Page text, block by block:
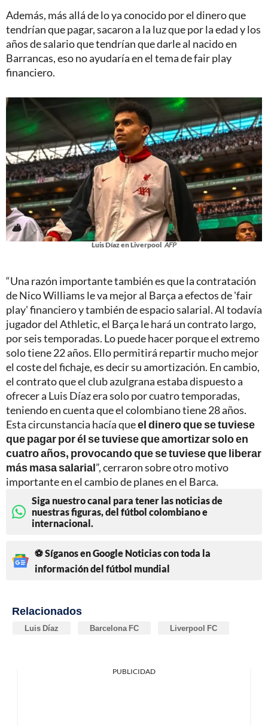
Además, más allá de lo ya conocido por el dinero que
tendrían que pagar, sacaron a la luz que por la edad y los
años de salario que tendrían que darle al nacido en
Barrancas, eso no ayudaría en el tema de fair play
financiero.
Luis Díaz en Liverpool AFP
“Una razón importante también es que la contratación
de Nico Williams le va mejor al Barça a efectos de 'fair
play' financiero y también de espacio salarial. Al todavía
jugador del Athletic, el Barça le hará un contrato largo,
por seis temporadas. Lo puede hacer porque el extremo
solo tiene 22 años. Ello permitirá repartir mucho mejor
el coste del fichaje, es decir su amortización. En cambio,
el contrato que el club azulgrana estaba dispuesto a
ofrecer a Luis Díaz era solo por cuatro temporadas,
teniendo en cuenta que el colombiano tiene 28 años.
Esta circunstancia hacía queel dinero que se tuviese
que pagar por él se tuviese que amortizar solo en
cuatro años, provocando que se tuviese que liberar
más masa salarial”, cerraron sobre otro motivo
importante en el cambio de planes en el Barca.
Siga nuestro canal para tener las noticias de
nuestras figuras, del fútbol colombiano e
internacional.
⚽ Síganos en Google Noticias con toda la
información del fútbol mundial
Relacionados
Luis Díaz Barcelona FC Liverpool FC
PUBLICIDAD